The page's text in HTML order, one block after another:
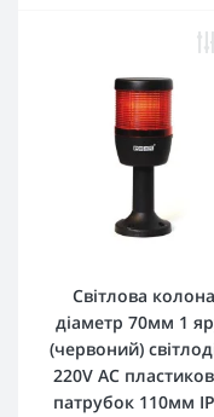
Світлова колона
діаметр 70мм 1
(червоний)
220V AC
патрубок 110мм